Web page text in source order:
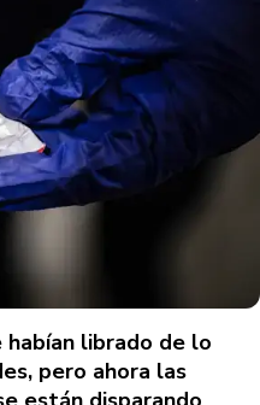
habían librado de lo
pero ahora las